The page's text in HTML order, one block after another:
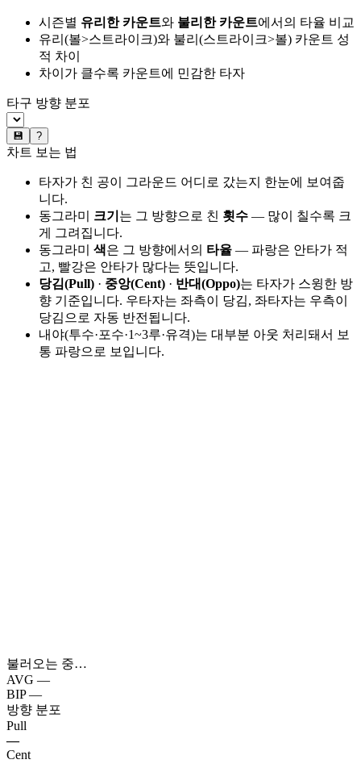
시즌별 유리한 카운트와 불리한 카운트에서의 타율 비교
유리(볼>스트라이크)와 불리(스트라이크>볼) 카운트 성
적 차이
차이가 클수록 카운트에 민감한 타자
타구 방향 분포
💾 ?
차트 보는 법
타자가 친 공이 그라운드 어디로 갔는지 한눈에 보여줍
니다.
동그라미 크기 는 그 방향으로 친 횟수 — 많이 칠수록 크
게 그려집니다.
동그라미 색은 그 방향에서의 타율 — 파랑은 안타가 적
고, 빨강은 안타가 많다는 뜻입니다.
당김(Pull) · 중앙(Cent) · 반대(Oppo)는 타자가 스윙한 방
향 기준입니다. 우타자는 좌측이 당김, 좌타자는 우측이
당김으로 자동 반전됩니다.
내야(투수·포수·1~3루·유격)는 대부분 아웃 처리돼서 보
통 파랑으로 보입니다.
불러오는 중…
AVG —
BIP —
방향 분포
Pull
—
Cent